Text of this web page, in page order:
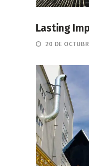
Lasting
20 DE